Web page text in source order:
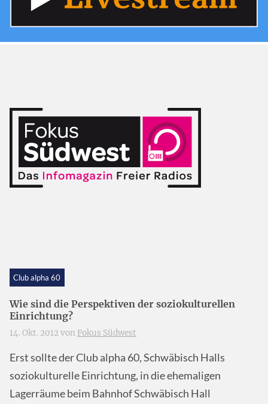
Club alpha 60
Wie sind die Perspektiven der soziokulturellen
Einrichtung?
14. Okt. 2012 von Fokus Südwest
Erst sollte der Club alpha 60, Schwäbisch Halls
soziokulturelle Einrichtung, in die ehemaligen
Lagerräume beim Bahnhof Schwäbisch Hall